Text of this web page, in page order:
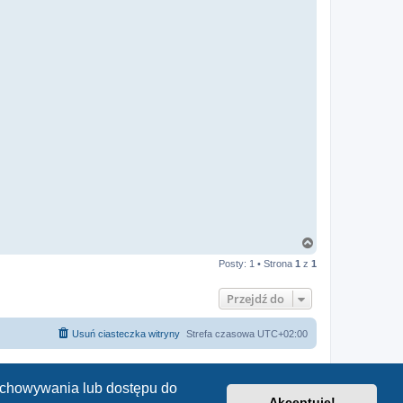
lub dostępu do
g
Posty: 1 • Strona 1 z 1
Przejdź do
Strefa czasowa UTC+02:00
Usuń ciasteczka witryny